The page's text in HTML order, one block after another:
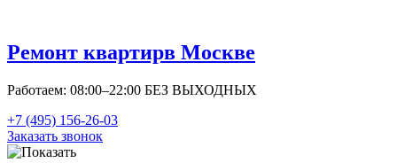
Ремонт квартирв Москве
Работаем: 08:00–22:00 БЕЗ ВЫХОДНЫХ
+7 (495) 156-26-03
Заказать звонок